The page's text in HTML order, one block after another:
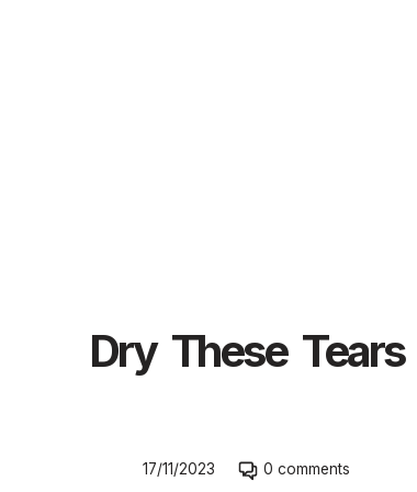
Dry These Tears
17/11/2023 0 commentsSkip